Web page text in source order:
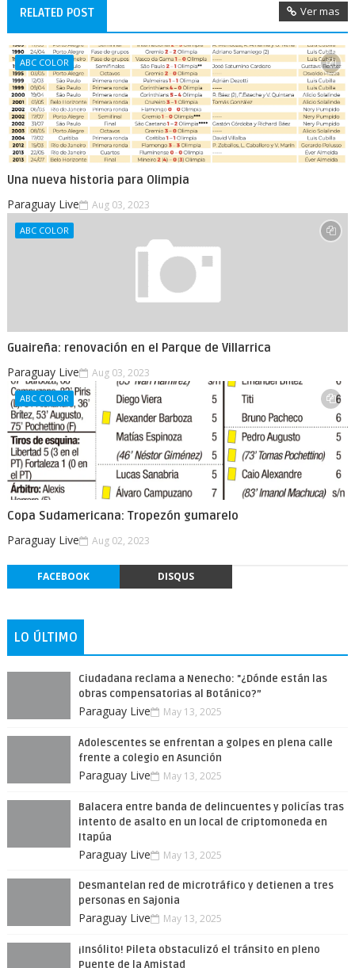
RELATED POST Ver mas
ABC COLOR
Una nueva historia para Olimpia
Paraguay Live Aug 03, 2023
ABC COLOR
Guaireña: renovación en el Parque de Villarrica
Paraguay Live Aug 03, 2023
ABC COLOR
Copa Sudamericana: Tropezón gumarelo
Paraguay Live Aug 02, 2023
FACEBOOK DISQUS
LO ÚLTIMO
Ciudadana reclama a Nenecho: "¿Dónde están las
obras compensatorias al Botánico?”
Paraguay Live May 13, 2025
Adolescentes se enfrentan a golpes en plena calle
frente a colegio en Asunción
Paraguay Live May 13, 2025
Balacera entre banda de delincuentes y policías tras
intento de asalto en un local de criptomoneda en
Itapúa
Paraguay Live May 13, 2025
Desmantelan red de microtráfico y detienen a tres
personas en Sajonia
Paraguay Live May 13, 2025
¡Insólito! Pileta obstaculizó el tránsito en pleno
Puente de la Amistad